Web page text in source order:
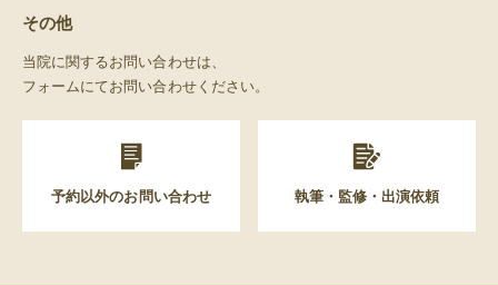
その他
当院に関するお問い合わせは、
フォームにてお問い合わせください。
予約以外のお問い合わせ 執筆・監修・出演依頼